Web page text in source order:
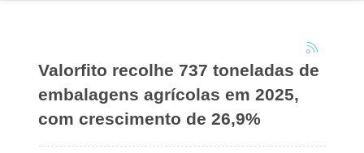
Valorfito recolhe 737 toneladas de
embalagens agrícolas em 2025,
com crescimento de 26,9%